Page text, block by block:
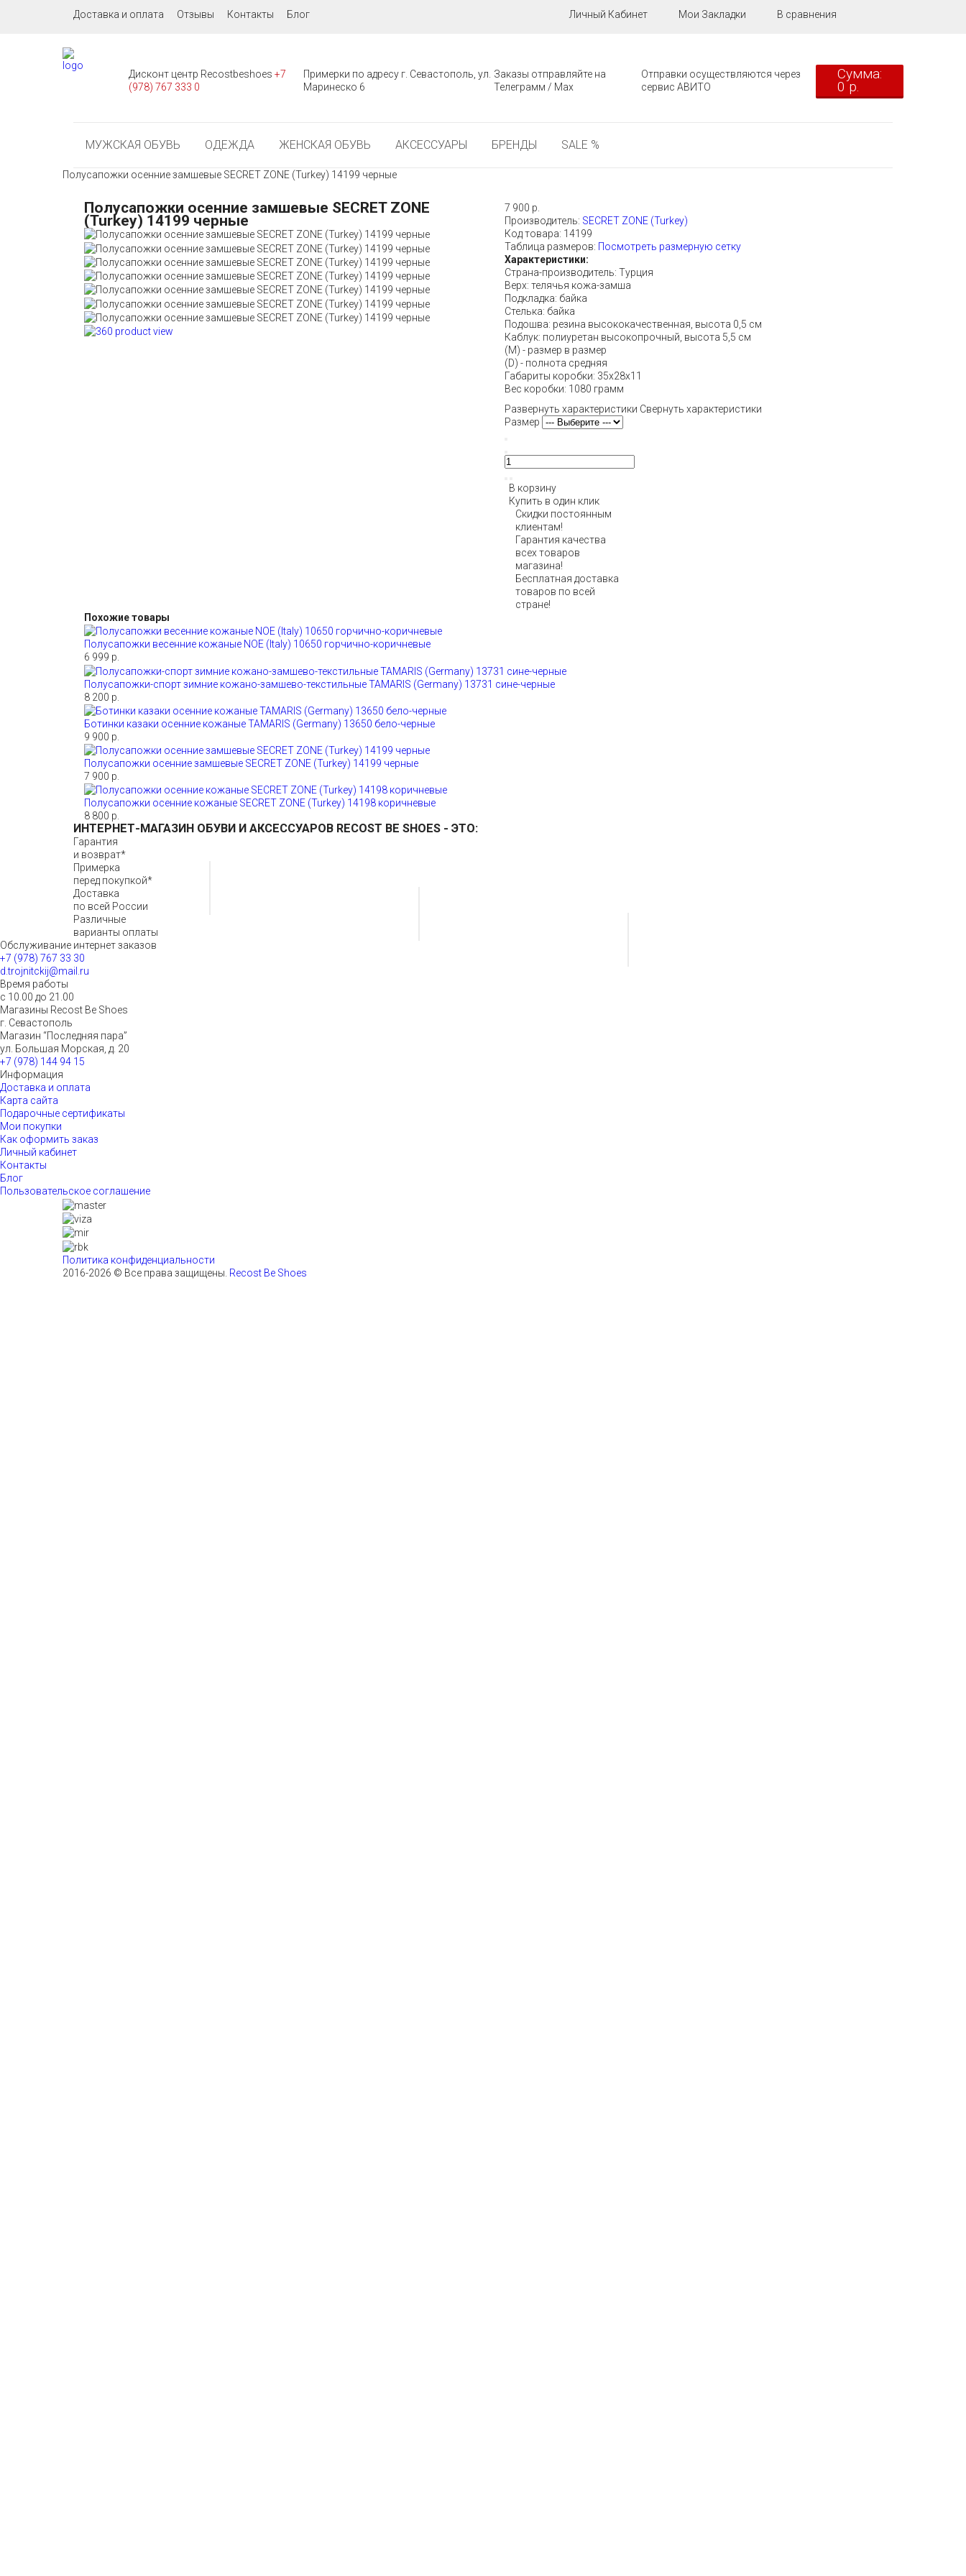
Доставка и оплата Отзывы Контакты Блог Личный Кабинет Мои Закладки В сравнения
Дисконт центр Recostbeshoes+7
(978) 767 333 0
Примерки по адресу г. Севастополь, ул.
Маринеско 6
Заказы отправляйте на
Телеграмм / Мах
Отправки осуществляются через
сервис АВИТО
Сумма:
0 р.
МУЖСКАЯ ОБУВЬ ОДЕЖДА ЖЕНСКАЯ ОБУВЬ АКСЕССУАРЫ БРЕНДЫ SALE %
Полусапожки осенние замшевые SECRET ZONE (Turkey) 14199 черные
Полусапожки осенние замшевые SECRET ZONE
(Turkey) 14199 черные
7 900 р.
Производитель: SECRET ZONE (Turkey)
Код товара: 14199
Таблица размеров: Посмотреть размерную сетку
Характеристики:
Страна-производитель: Турция
Верх: телячья кожа-замша
Подкладка: байка
Стелька: байка
Подошва: резина высококачественная, высота 0,5 см
Каблук: полиуретан высокопрочный, высота 5,5 см
(М) - размер в размер
(D) - полнота средняя
Габариты коробки: 35х28х11
Вес коробки: 1080 грамм
Развернуть характеристики Свернуть характеристики
Размер
В корзину
Купить в один клик
Скидки постоянным
клиентам!
Гарантия качества
всех товаров
магазина!
Бесплатная доставка
товаров по всей
стране!
Похожие товары
Полусапожки весенние кожаные NOE (Italy) 10650 горчично-коричневые
6 999 р.
Полусапожки-спорт зимние кожано-замшево-текстильные TAMARIS (Germany) 13731 сине-черные
8 200 р.
Ботинки казаки осенние кожаные TAMARIS (Germany) 13650 бело-черные
9 900 р.
Полусапожки осенние замшевые SECRET ZONE (Turkey) 14199 черные
7 900 р.
Полусапожки осенние кожаные SECRET ZONE (Turkey) 14198 коричневые
8 800 р.
ИНТЕРНЕТ-МАГАЗИН ОБУВИ И АКСЕССУАРОВ RECOST BE SHOES - ЭТО:
Гарантия
и возврат*
Примерка
перед покупкой*
Доставка
по всей России
Различные
варианты оплаты
Обслуживание интернет заказов
+7 (978) 767 33 30
d.trojnitckij@mail.ru
Время работы
с 10.00 до 21.00
Магазины Recost Be Shoes
г. Севастополь
Магазин “Последняя пара”
ул. Большая Морская, д. 20
+7 (978) 144 94 15
Информация
Доставка и оплата
Карта сайта
Подарочные сертификаты
Мои покупки
Как оформить заказ
Личный кабинет
Контакты
Блог
Пользовательское соглашение
Политика конфиденциальности
2016-2026 © Все права защищены. Recost Be Shoes